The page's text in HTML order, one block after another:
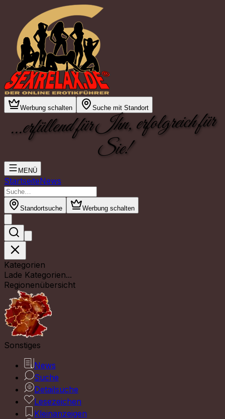
Werbung schalten Suche mit Standort
...erfüllend für Ihn, erfolgreich für
Sie!
MENÜ
StartseiteNews
Standortsuche Werbung schalten
Kategorien
Lade Kategorien...
Regionenübersicht
Sonstiges
News
Suche
Detailsuche
Lesezeichen
Kleinanzeigen